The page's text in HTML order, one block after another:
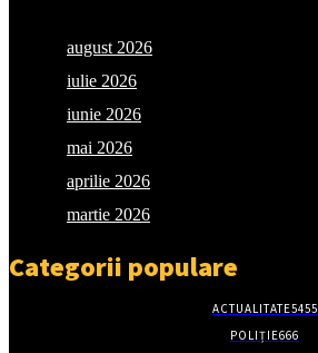
august 2026
iulie 2026
iunie 2026
mai 2026
aprilie 2026
martie 2026
Categorii populare
ACTUALITATE5455
POLIȚIE666